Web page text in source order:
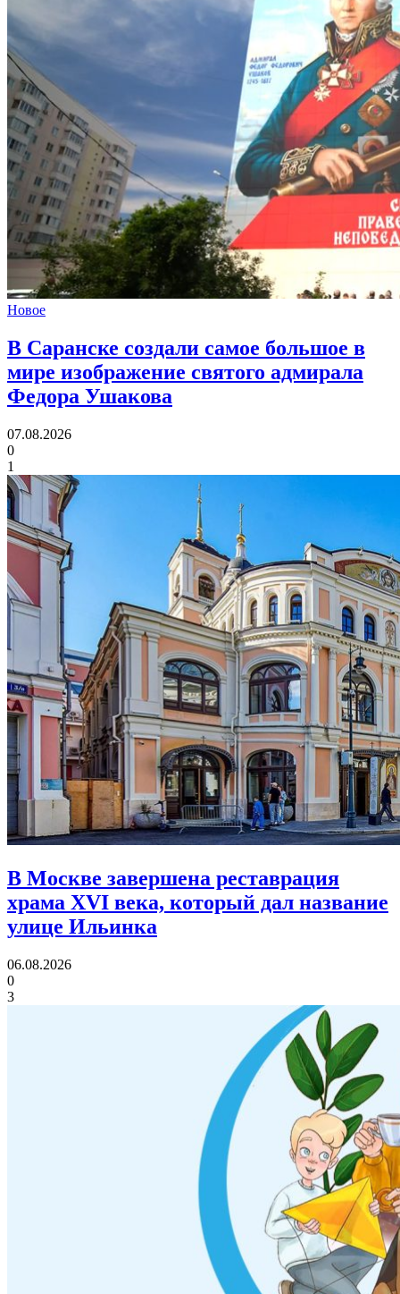
Новое
В Саранске создали самое большое в
мире изображение святого адмирала
Федора Ушакова
07.08.2026
0
1
В Москве завершена реставрация
храма XVI века, который дал название
улице Ильинка
06.08.2026
0
3